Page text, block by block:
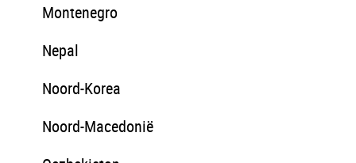
Montenegro
Nepal
Noord-Korea
Noord-Macedonië